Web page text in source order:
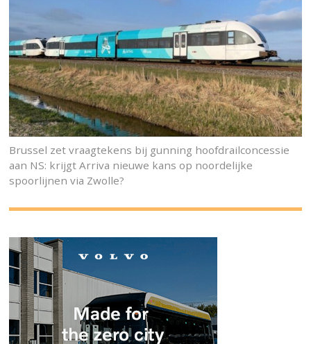
Brussel zet vraagtekens bij gunning hoofdrailconcessie
aan NS: krijgt Arriva nieuwe kans op noordelijke
spoorlijnen via Zwolle?